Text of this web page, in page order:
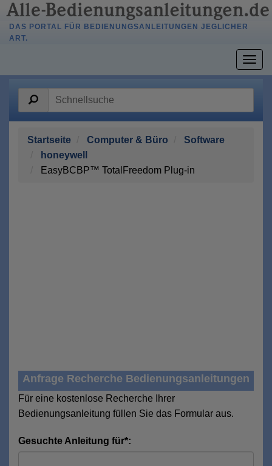
DAS PORTAL FÜR BEDIENUNGSANLEITUNGEN JEGLICHER
ART.
Startseite Computer & Büro
Software
honeywell
EasyBCBP™ TotalFreedom Plug-in
Anfrage Recherche Bedienungsanleitungen
Für eine kostenlose Recherche Ihrer
Bedienungsanleitung füllen Sie das Formular aus.
Gesuchte Anleitung für*: